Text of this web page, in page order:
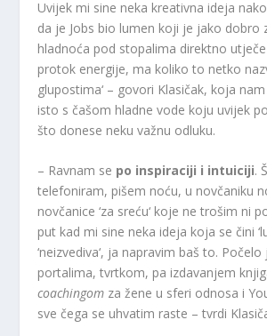
Uvijek mi sine neka kreativna ideja
da je Jobs bio lumen koji je jako dobro
hladnoća pod stopalima direktno
protok energije, ma koliko to netko
glupostima‘ – govori Klasičak, koja
isto s čašom hladne vode koju uvijek
što donese neku važnu odluku.
– Ravnam se po inspiraciji i intuiciji.
telefoniram, pišem noću, u novčaniku
novčanice ‘za sreću‘ koje ne trošim ni
put kad mi sine neka ideja koja se čini
‘neizvediva‘, ja napravim baš to.
portalima, tvrtkom, pa izdavanjem
coachingom za žene u sferi odnosa i
sve čega se uhvatim raste – tvrdi